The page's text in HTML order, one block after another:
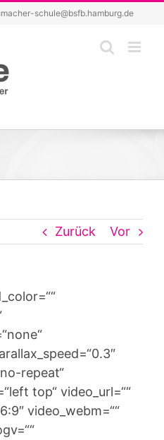
schule@bsfb.hamburg.de
Zurück Vor
repeat“
top“ video_url=““
video_webm=““